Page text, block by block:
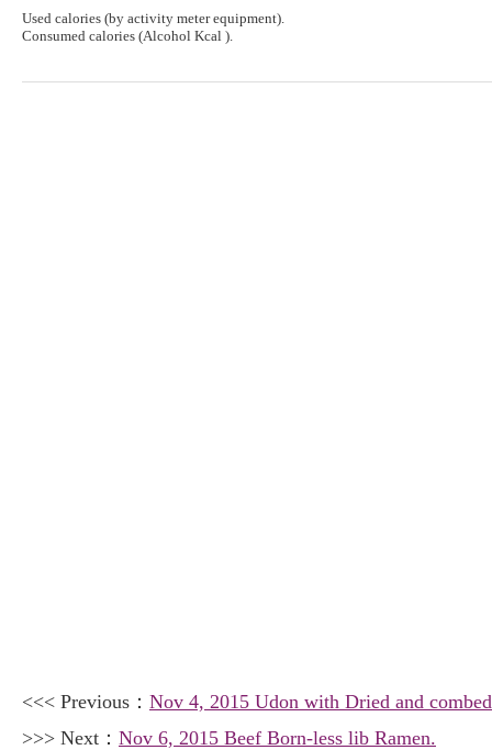
Used calories (by activity meter equipment).
Consumed calories (Alcohol Kcal ).
<<< Previous： Nov 4, 2015 Udon with Dried and
>>> Next： Nov 6, 2015 Beef Born-less lib Ramen.